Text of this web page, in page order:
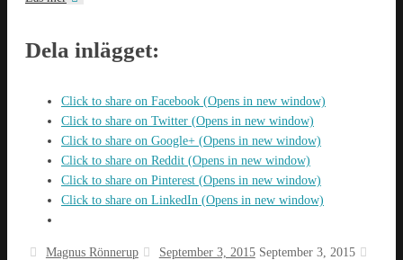
Dela inlägget:
Click to share on Facebook (Opens in new window)
Click to share on Twitter (Opens in new window)
Click to share on Google+ (Opens in new window)
Click to share on Reddit (Opens in new window)
Click to share on Pinterest (Opens in new window)
Click to share on LinkedIn (Opens in new window)
Magnus Rönnerup September 3, 2015 September 3, 2015